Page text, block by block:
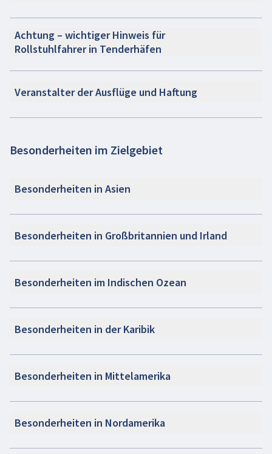
Achtung – wichtiger Hinweis für
Rollstuhlfahrer in Tenderhäfen
Veranstalter der Ausflüge und Haftung
Besonderheiten im Zielgebiet
Besonderheiten in Asien
Besonderheiten in Großbritannien und Irland
Besonderheiten im Indischen Ozean
Besonderheiten in der Karibik
Besonderheiten in Mittelamerika
Besonderheiten in Nordamerika